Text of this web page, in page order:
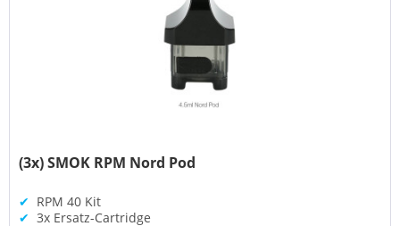
(3x) SMOK RPM Nord Pod
✔ RPM 40 Kit
✔ 3x Ersatz-Cartridge